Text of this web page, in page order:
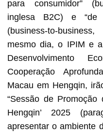
para consumidor”
inglesa B2C) e “de
(business-to-
mesmo dia, o IPIM e
Desenvolvimento
Cooperação
Macau em Hengqin,
“Sessão de Promoção
Hengqin’ 2025
apresentar o ambiente